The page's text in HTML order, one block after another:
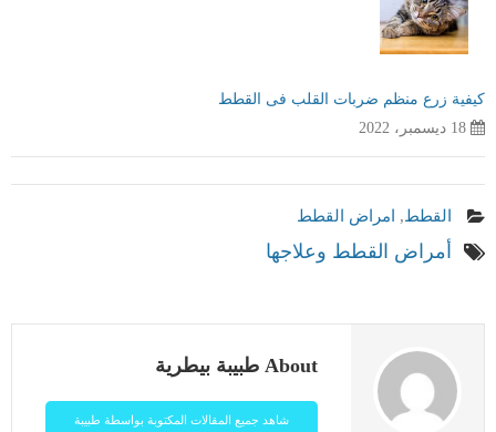
كيفية زرع منظم ضربات القلب فى القطط
18 ديسمبر، 2022
القطط, امراض القطط
أمراض القطط وعلاجها
About طبيبة بيطرية
شاهد جميع المقالات المكتوبة بواسطة طبيبة